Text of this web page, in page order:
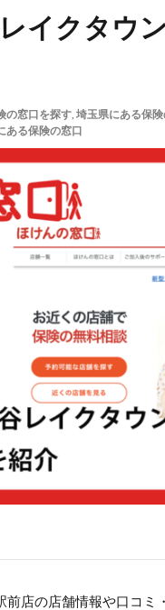
イクタウ
の窓口を探す, 埼玉県にある保
ある保険の窓口
前店の店舗情報や口コミ